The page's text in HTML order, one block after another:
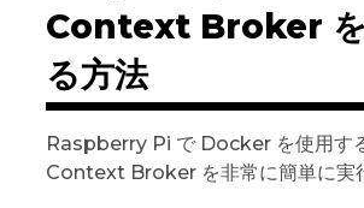
Context Broker を
る方法
Raspberry Pi で Docker を使用す
Context Broker を非常に簡単に実